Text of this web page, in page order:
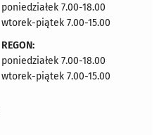
poniedziałek 7.00-18.00
wtorek-piątek 7.00-15.00
REGON:
poniedziałek 7.00-18.00
wtorek-piątek 7.00-15.00